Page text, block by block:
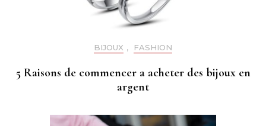
BIJOUX , FASHION
5 Raisons de commencer a acheter des bijoux en
argent